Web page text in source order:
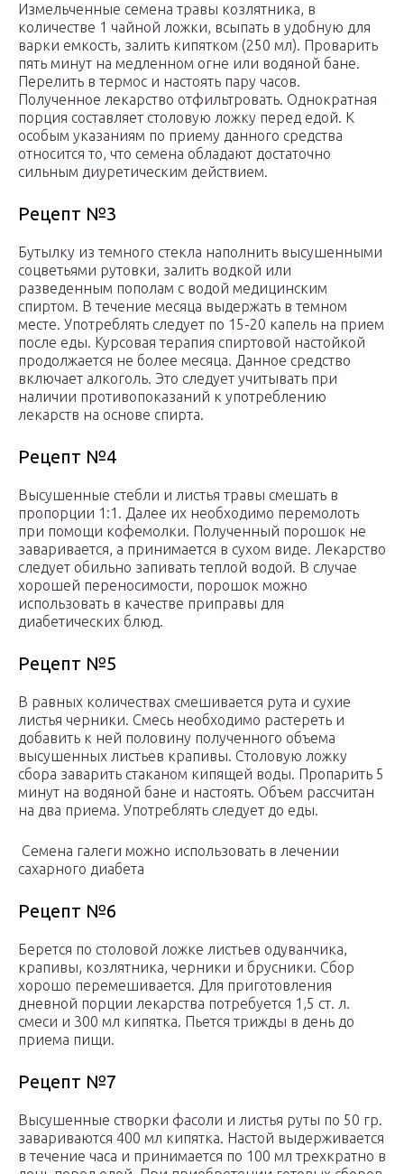
Измельченные семена травы козлятника, в
количестве 1 чайной ложки, всыпать в удобную для
варки емкость, залить кипятком (250 мл). Проварить
пять минут на медленном огне или водяной бане.
Перелить в термос и настоять пару часов.
Полученное лекарство отфильтровать. Однократная
порция составляет столовую ложку перед едой. К
особым указаниям по приему данного средства
относится то, что семена обладают достаточно
сильным диуретическим действием.
Рецепт №3
Бутылку из темного стекла наполнить высушенными
соцветьями рутовки, залить водкой или
разведенным пополам с водой медицинским
спиртом. В течение месяца выдержать в темном
месте. Употреблять следует по 15-20 капель на прием
после еды. Курсовая терапия спиртовой настойкой
продолжается не более месяца. Данное средство
включает алкоголь. Это следует учитывать при
наличии противопоказаний к употреблению
лекарств на основе спирта.
Рецепт №4
Высушенные стебли и листья травы смешать в
пропорции 1:1. Далее их необходимо перемолоть
при помощи кофемолки. Полученный порошок не
заваривается, а принимается в сухом виде. Лекарство
следует обильно запивать теплой водой. В случае
хорошей переносимости, порошок можно
использовать в качестве приправы для
диабетических блюд.
Рецепт №5
В равных количествах смешивается рута и сухие
листья черники. Смесь необходимо растереть и
добавить к ней половину полученного объема
высушенных листьев крапивы. Столовую ложку
сбора заварить стаканом кипящей воды. Пропарить 5
минут на водяной бане и настоять. Объем рассчитан
на два приема. Употреблять следует до еды.
Семена галеги можно использовать в лечении
сахарного диабета
Рецепт №6
Берется по столовой ложке листьев одуванчика,
крапивы, козлятника, черники и брусники. Сбор
хорошо перемешивается. Для приготовления
дневной порции лекарства потребуется 1,5 ст. л.
смеси и 300 мл кипятка. Пьется трижды в день до
приема пищи.
Рецепт №7
Высушенные створки фасоли и листья руты по 50 гр.
завариваются 400 мл кипятка. Настой выдерживается
в течение часа и принимается по 100 мл трехкратно в